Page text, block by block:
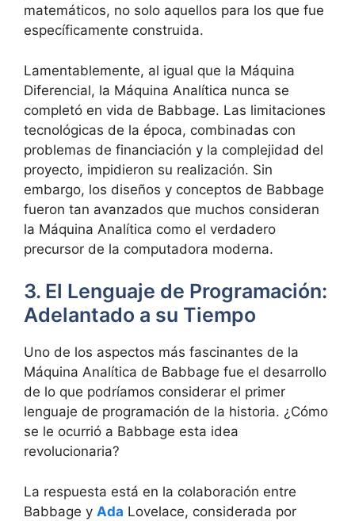
matemáticos, no solo aquellos para los que fue
específicamente construida.
Lamentablemente, al igual que la Máquina
Diferencial, la Máquina Analítica nunca se
completó en vida de Babbage. Las limitaciones
tecnológicas de la época, combinadas con
problemas de financiación y la complejidad del
proyecto, impidieron su realización. Sin
embargo, los diseños y conceptos de Babbage
fueron tan avanzados que muchos consideran
la Máquina Analítica como el verdadero
precursor de la computadora moderna.
3. El Lenguaje de Programación:
Adelantado a su Tiempo
Uno de los aspectos más fascinantes de la
Máquina Analítica de Babbage fue el desarrollo
de lo que podríamos considerar el primer
lenguaje de programación de la historia. ¿Cómo
se le ocurrió a Babbage esta idea
revolucionaria?
La respuesta está en la colaboración entre
Babbage y Ada Lovelace, considerada por